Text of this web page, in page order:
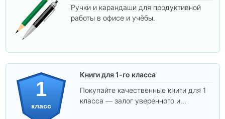
Ручки и карандаши для продуктивной
работы в офисе и учёбы.
1
класс
Книги для 1-го класса
Покупайте качественные книги для 1
класса — залог уверенного и